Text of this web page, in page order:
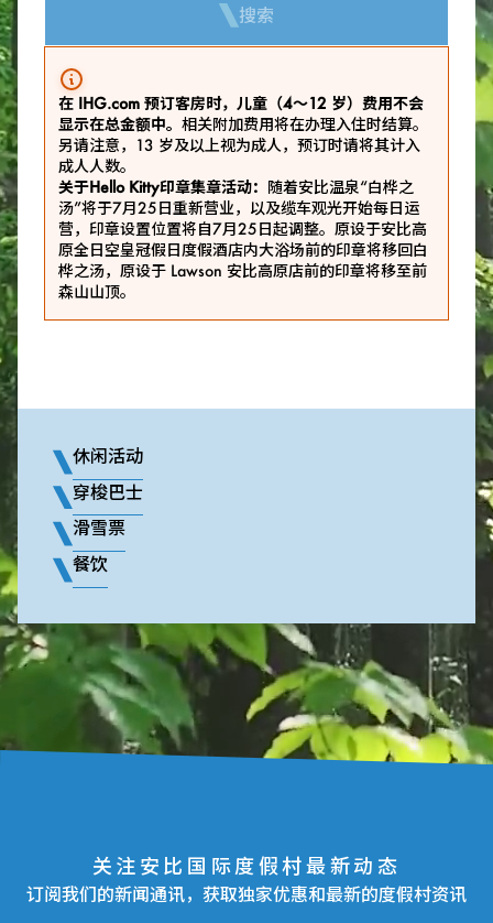
搜索
在 IHG.com 预订客房时，儿童（4～12 岁）费用不会
显示在总金额中。 相关附加费用将在办理入住时结算。
另请注意，13 岁及以上视为成人，预订时请将其计入
成人人数。
关于Hello Kitty印章集章活动： 随着安比温泉“白桦之
汤”将于7月25日重新营业，以及缆车观光开始每日运
营，印章设置位置将自7月25日起调整。原设于安比高
原全日空皇冠假日度假酒店内大浴场前的印章将移回白
桦之汤，原设于 Lawson 安比高原店前的印章将移至前
森山山顶。
休闲活动
穿梭巴士
滑雪票
餐饮
关注安比国际度假村最新动态
订阅我们的新闻通讯，获取独家优惠和最新的度假村资讯